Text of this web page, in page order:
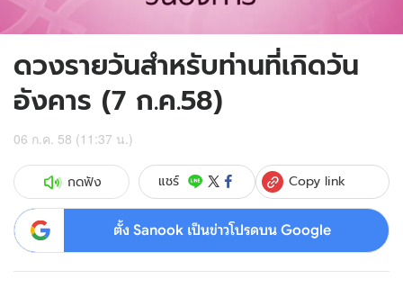
ดวงรายวันสำหรับท่านที่เกิดวัน
อังคาร (7 ก.ค.58)
06 ก.ค. 58 (11:37 น.)
กดฟัง แชร์ Copy link
ตั้ง Sanook เป็นข่าวโปรดบน Google